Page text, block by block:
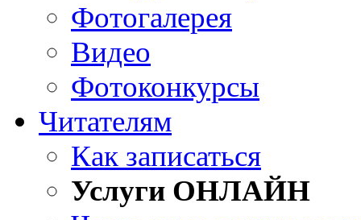
Фотогалерея
Видео
Фотоконкурсы
Читателям
Как записаться
Услуги ОНЛАЙН